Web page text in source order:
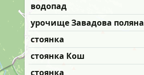
водопад
урочище Завадова поляна
стоянка
стоянка Кош
стоянка